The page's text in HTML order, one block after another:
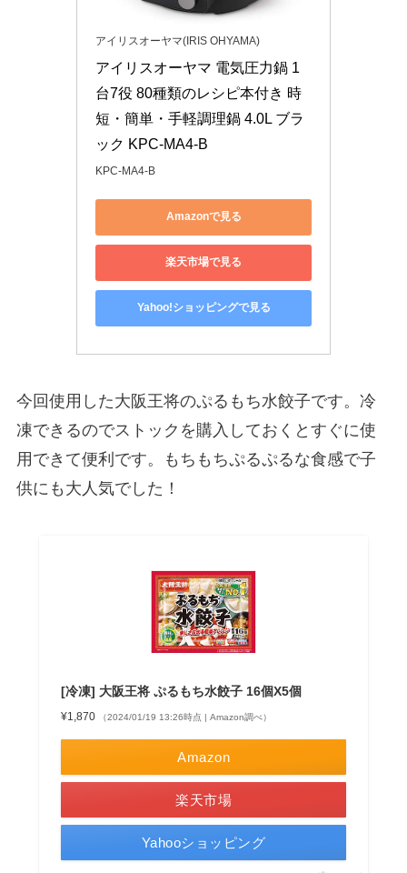
アイリスオーヤマ(IRIS OHYAMA)
アイリスオーヤマ 電気圧力鍋 1
台7役 80種類のレシピ本付き 時
短・簡単・手軽調理鍋 4.0L ブラ
ック KPC-MA4-B
KPC-MA4-B
Amazonで見る
楽天市場で見る
Yahoo!ショッピングで見る
今回使用した大阪王将のぷるもち水餃子です。冷
凍できるのでストックを購入しておくとすぐに使
用できて便利です。もちもちぷるぷるな食感で子
供にも大人気でした！
[冷凍] 大阪王将 ぷるもち水餃子 16個X5個
¥1,870 （2024/01/19 13:26時点 | Amazon調べ）
Amazon
楽天市場
Yahooショッピング